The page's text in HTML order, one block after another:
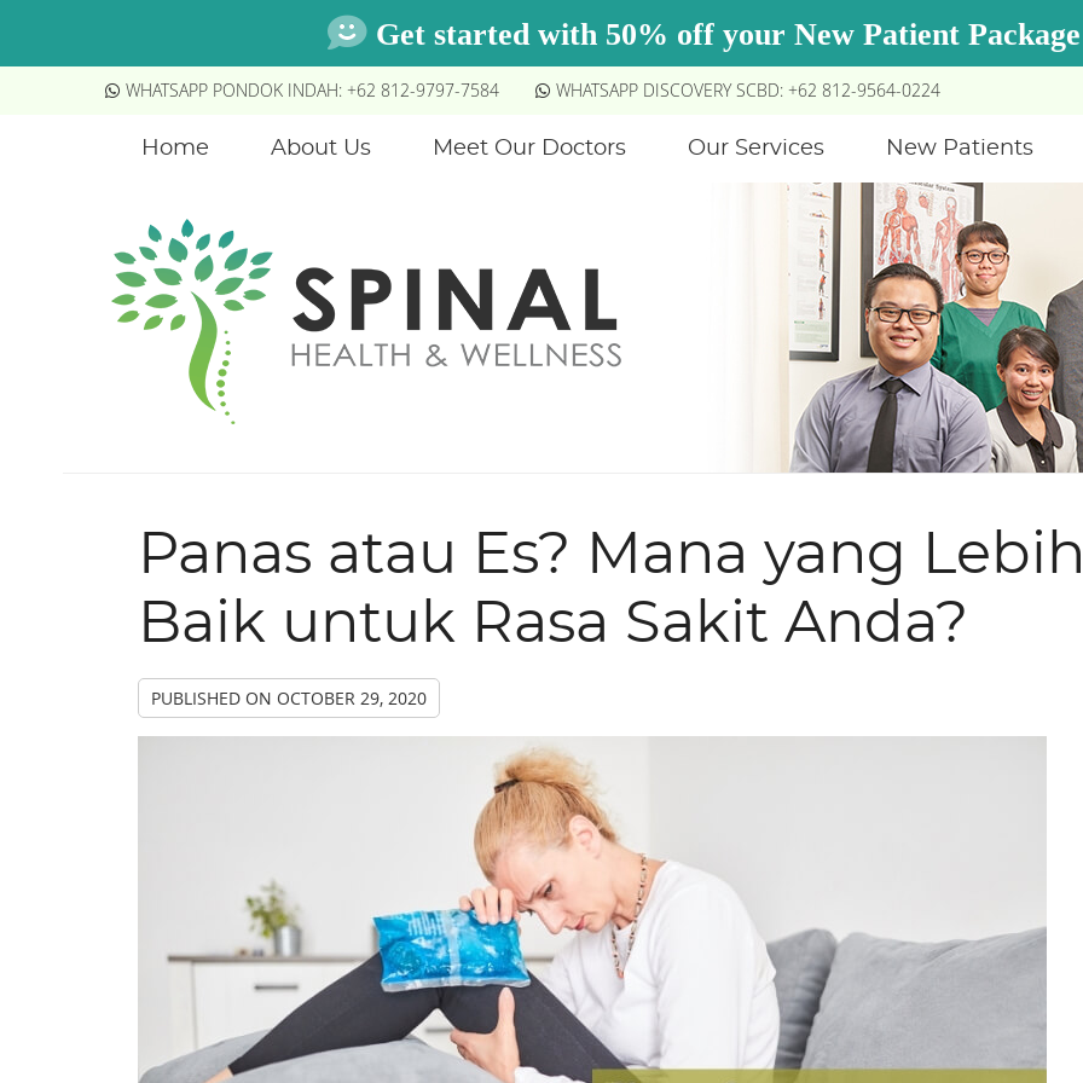
WHATSAPP PONDOK INDAH: +62 812-9797-7584 WHATSAPP DISCOVERY SCBD: +62 812-9564-0224
Home About Us Meet Our Doctors Our Services New Patients
Panas atau Es? Mana yang
Baik untuk Rasa Sakit Anda?
PUBLISHED ON OCTOBER 29, 2020